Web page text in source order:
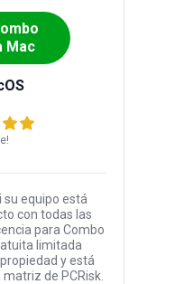
Mac
su equipo está
con todas las
para Combo
limitada
y está
de PCRisk.